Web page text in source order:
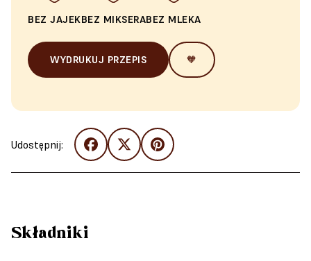
BEZ JAJEKBEZ MIKSERABEZ MLEKA
WYDRUKUJ PRZEPIS 🧡
Udostępnij:
Składniki